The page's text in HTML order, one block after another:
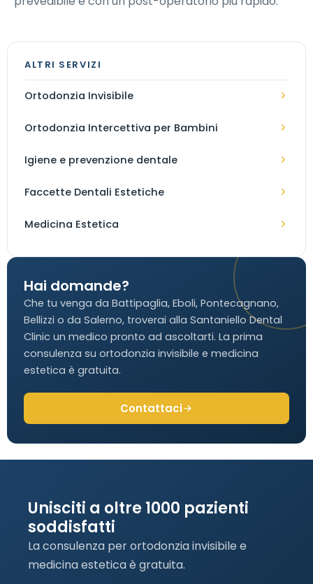
ALTRI SERVIZI
Ortodonzia Invisibile
Ortodonzia Intercettiva per Bambini
Igiene e prevenzione dentale
Faccette Dentali Estetiche
Medicina Estetica
Hai domande?
Che tu venga da Battipaglia, Eboli, Pontecagnano,
Bellizzi o da Salerno, troverai alla Santaniello Dental
Clinic un medico pronto ad ascoltarti. La prima
consulenza su ortodonzia invisibile e medicina
estetica è gratuita.
Contattaci
Unisciti a oltre 1000 pazienti
soddisfatti
La consulenza per ortodonzia invisibile e
medicina estetica è gratuita.